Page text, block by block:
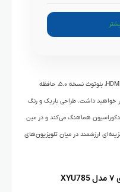
مدل P655، سه پورت HDMI، بلوتوث نسخه ۵.۰، حافظه
صوتی ۲۰ وات در اختیار خواهید داشت. طراحی باریک و رنگ
هماهنگ می‌کند و در عین
ارزشمند در میان تلویزیون‌های